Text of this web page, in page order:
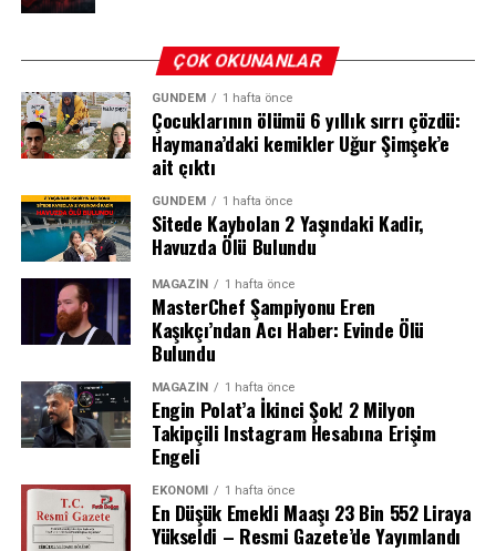
Kararın bir diğer önemli ayağı ise Carrefour’un kurumsal
kimliğiyle ilgili. Taahhütler uyarınca A101 ve Carrefour,
faaliyetlerini ayrı organizasyon yapılarıyla sürdürecek.
Bu sayede Carrefour’un bağımsız kurumsal yapısı
korunmaya devam edecek. Bu durum, markaların mevcut
tedarik zincirleri, ticari ilişkileri ve müşteri
portföylerinde köklü değişiklikler yaşanmadan yoluna
devam etmesini güvence altına alıyor.
Üç Yıl Boyunca İstihdam Korunacak
Devralma sürecinin en çok merak edilen konularının
başında gelen istihdam güvencesi de karar kapsamında
netliğe kavuştu. Buna göre, A101 ve Carrefour’un
toplam çalışan sayısı üç yıl boyunca mevcut seviyesinde
korunacak. Rekabet Kurumu’nun bu şartı, olası iş
kayıplarının önüne geçmeyi ve çalışanların mağduriyet
yaşamasını engellemeyi amaçlıyor.
KOBİ ve Yerel Üreticilere Destek
Kira Tavan Zam Oranı Nasıl
Hesaplanıyor?
Kira artış oranı, kira sözleşmesinin yenileneceği aydan
bir önceki aya ait 12 aylık TÜFE (Tüketici Fiyat Endeksi)
ortalaması dikkate alınarak belirleniyor. Bu hesaplama
yöntemi, kira artışlarının enflasyondaki gerçek artışı
yansıtmasını ve hem kiracı hem de ev sahibi açısından
daha adil bir zemin oluşturmasını amaçlıyor.
ÇOK OKUNANLAR
GÜNDEM 1 hafta önce
Çocuklarının ölümü 6 yıllık sırrı çözdü:
Haymana’daki kemikler Uğur Şimşek’e
ait çıktı
GÜNDEM 1 hafta önce
Sitede Kaybolan 2 Yaşındaki Kadir,
Havuzda Ölü Bulundu
MAGAZIN 1 hafta önce
MasterChef Şampiyonu Eren
Kaşıkçı’ndan Acı Haber: Evinde Ölü
Bulundu
MAGAZIN 1 hafta önce
Engin Polat’a İkinci Şok! 2 Milyon
Takipçili Instagram Hesabına Erişim
Engeli
EKONOMI 1 hafta önce
En Düşük Emekli Maaşı 23 Bin 552 Liraya
Yükseldi – Resmi Gazete’de Yayımlandı